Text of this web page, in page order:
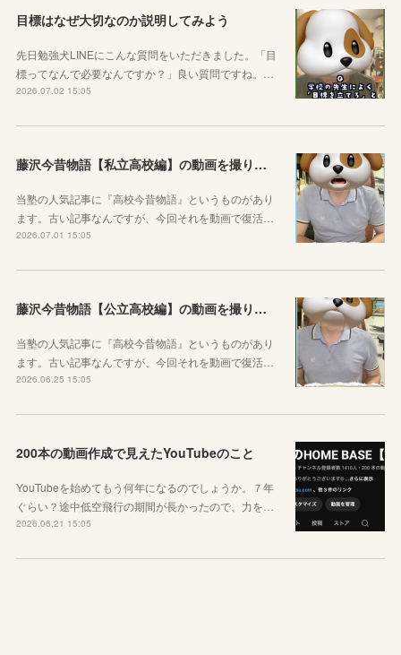
目標はなぜ大切なのか説明してみよう
先日勉強犬LINEにこんな質問をいただきました。「目
標ってなんで必要なんですか？」良い質問ですね。…
2026.07.02 15:05
藤沢今昔物語【私立高校編】の動画を撮りました！
当塾の人気記事に『高校今昔物語』というものがあり
ます。古い記事なんですが、今回それを動画で復活…
2026.07.01 15:05
藤沢今昔物語【公立高校編】の動画を撮りました！
当塾の人気記事に『高校今昔物語』というものがあり
ます。古い記事なんですが、今回それを動画で復活…
2026.06.25 15:05
200本の動画作成で見えたYouTubeのこと
YouTubeを始めてもう何年になるのでしょうか。７年
ぐらい？途中低空飛行の期間が長かったので、力を…
2026.06.21 15:05